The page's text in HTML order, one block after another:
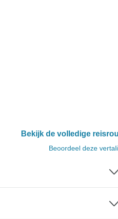
Bekijk de volledige
Beoordeel deze